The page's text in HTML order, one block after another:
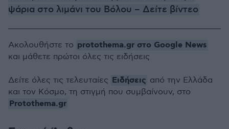
ψάρια στο λιμάνι του Βόλου – Δείτε βίντεο
Ακολουθήστε το protothema.gr στο Google News
και μάθετε πρώτοι όλες τις ειδήσεις
Δείτε όλες τις τελευταίες Ειδήσεις από την Ελλάδα
και τον Κόσμο, τη στιγμή που συμβαίνουν, στο
Protothema.gr